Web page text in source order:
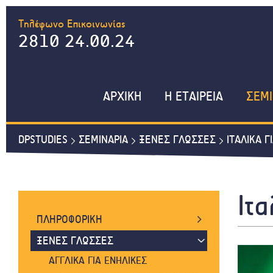
Τηλέφωνο Επικοινωνίας
2810 24.00.24
ΑΡΧΙΚΗ Η ΕΤΑΙΡΕΙΑ
DPSTUDIES ΣΕΜΙΝΑΡΙΑ ΞΕΝΕΣ ΓΛΩΣΣΕΣ ΙΤΑΛΙΚΑ
ΠΛΗΡΟΦΟΡΙΚΗ
WORD, EXCEL, INTERNET
WINDOWS, POWERPOINT, ACCESS
ΞΕΝΕΣ ΓΛΩΣΣΕΣ
ΑΓΓΛΙΚΑ ΓΙΑ ΕΝΗΛΙΚΕΣ